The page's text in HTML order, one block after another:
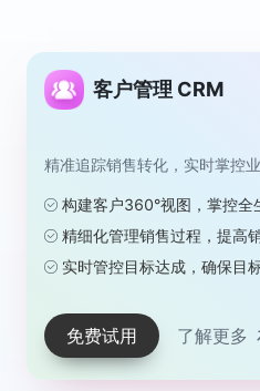
精准追踪销售转化，实时掌控
构建客户360°视图，掌控全
精细化管理销售过程，提高
实时管控目标达成，确保目
免费试用 了解更多
客户管理 CRM